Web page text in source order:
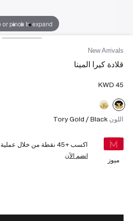
or pinch to expand
New Arrivals
قلادة كيرا المينا
اللون Tory Gold / Black
ميوز
اكسب +45 نقطة من خلال عملية
انضم الآن